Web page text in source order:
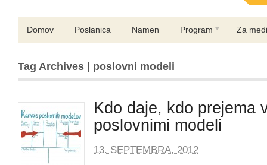
Domov Poslanica Namen Program Za
Tag Archives | poslovni modeli
Kdo daje, kdo prejema
poslovnimi modeli
13. SEPTEMBRA, 2012